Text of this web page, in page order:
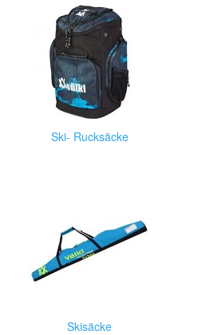
Ski- Rucksäcke
Skisäcke